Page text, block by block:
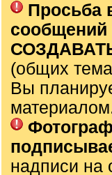
Просьба
(общих
Вы
надписи на